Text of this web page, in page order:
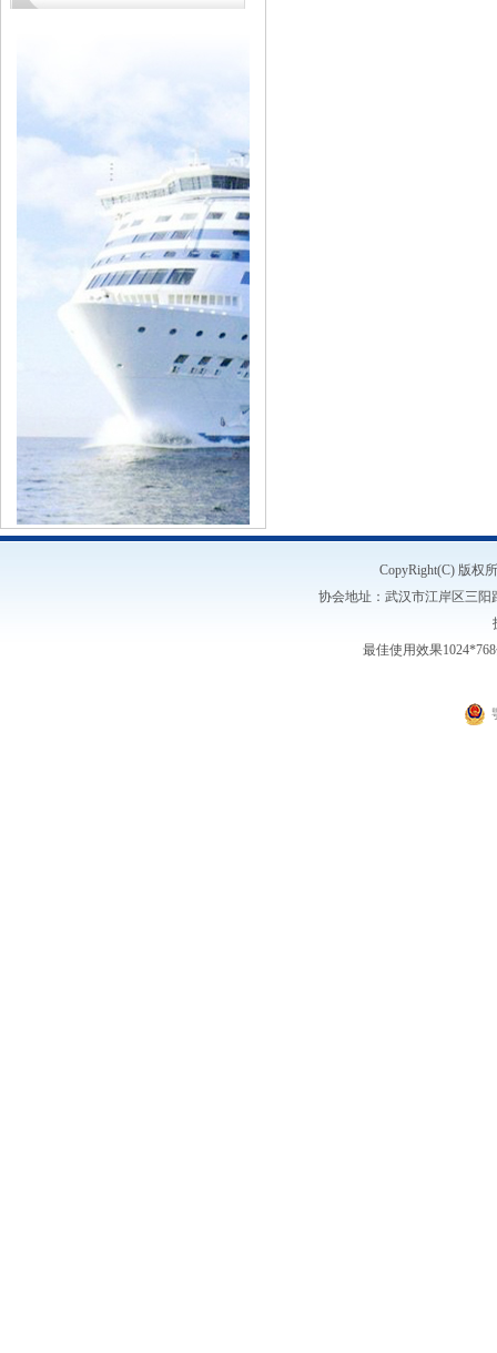
CopyRight(C) 版权
协会地址：武汉市江岸区三阳
最佳使用效果